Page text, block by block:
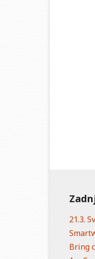
21.3.
Bring